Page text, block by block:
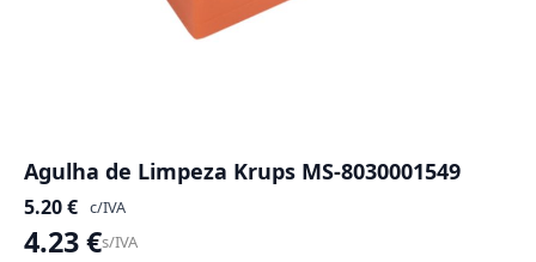
Agulha de Limpeza Krups MS-8030001549
5.20€ c/IVA
4.23€s/IVA